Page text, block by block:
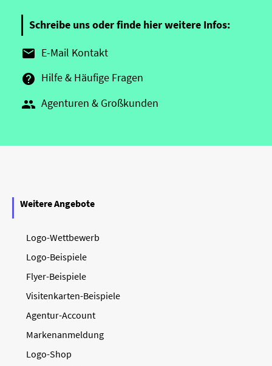
Schreibe uns oder finde hier weitere Infos:
 E-Mail Kontakt
 Hilfe & Häufige Fragen
 Agenturen & Großkunden
Weitere Angebote
Logo-Wettbewerb
Logo-Beispiele
Flyer-Beispiele
Visitenkarten-Beispiele
Agentur-Account
Markenanmeldung
Logo-Shop